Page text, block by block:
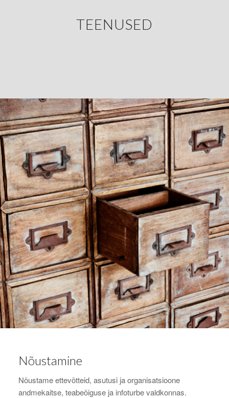
TEENUSED
Nõustamine
Nõustame ettevõtteid, asutusi ja organisatsioone
andmekaitse, teabeõiguse ja infoturbe valdkonnas.